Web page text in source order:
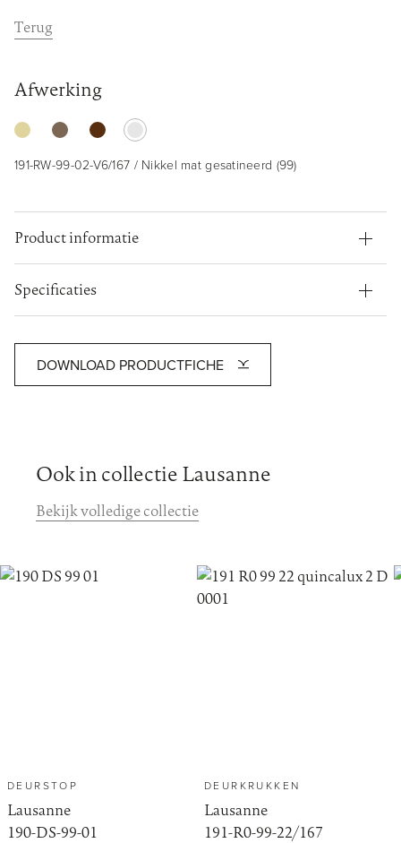
Terug
Afwerking
191-RW-99-02-V6/167 / Nikkel mat gesatineerd (99)
Product informatie
Specificaties
DOWNLOAD PRODUCTFICHE
Ook in collectie Lausanne
Bekijk volledige collectie
DEURSTOP
Lausanne
190-DS-99-01
DEURKRUKKEN
Lausanne
191-R0-99-22/167